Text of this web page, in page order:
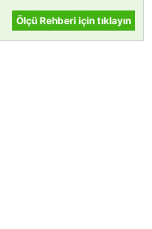
Ölçü Rehberi için tıklayın